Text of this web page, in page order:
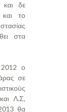
και δε
το
στα
2012 ο
σε
Λ.Σ,
2013 θα